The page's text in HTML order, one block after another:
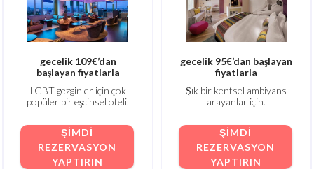
gecelik 109€’dan
başlayan fiyatlarla
LGBT gezginler için çok
popüler bir eşcinsel oteli.
ŞIMDI
REZERVASYON
YAPTIRIN
gecelik 95€’dan başlayan
fiyatlarla
Şık bir kentsel ambiyans
arayanlar için.
ŞIMDI
REZERVASYON
YAPTIRIN